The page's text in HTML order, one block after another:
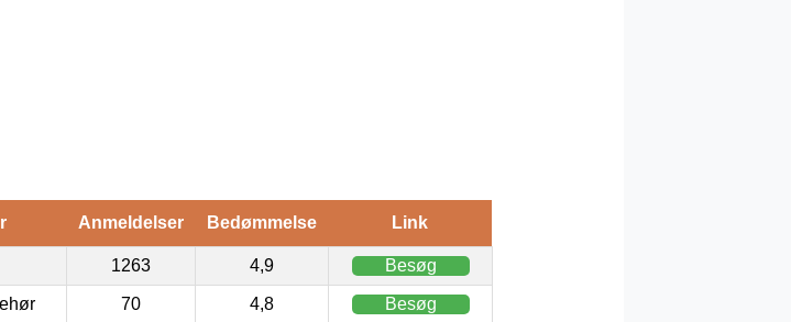
Anmeldelser Bedømmelse Link
1263 4,9 Besøg
70 4,8 Besøg